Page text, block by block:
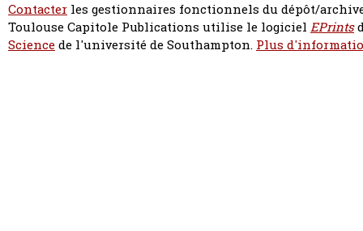
Contacter les gestionnaires fonctionnels du dépôt/
Toulouse Capitole Publications utilise le logiciel EPrints
Sciencede l'université de Southampton. Plus